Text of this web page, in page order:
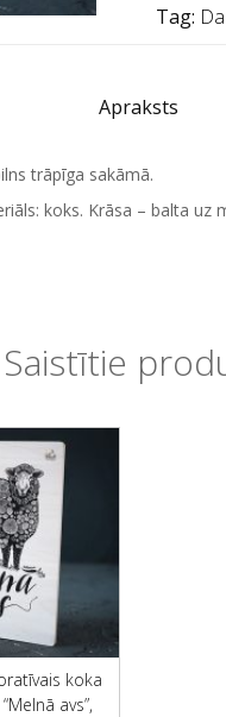
Tag:
Apraksts
trāpīga sakāmā.
koks. Krāsa – balta uz
Saistītie
koka
avs”,